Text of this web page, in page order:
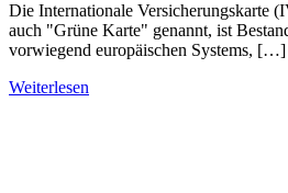
Die Internationale Versicherungskarte
auch "Grüne Karte" genannt, ist
vorwiegend europäischen Systems, […]
Weiterlesen